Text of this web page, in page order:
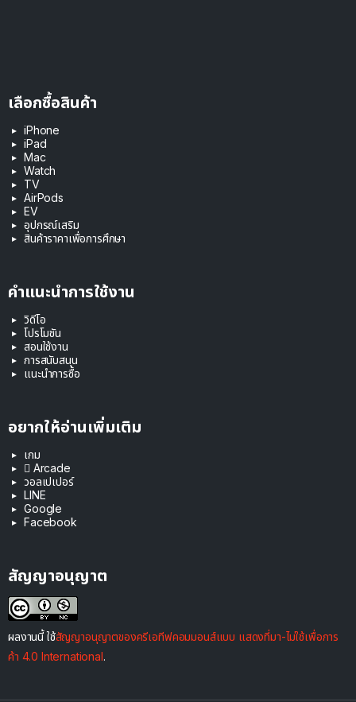
เลือกซื้อสินค้า
iPhone
iPad
Mac
Watch
TV
AirPods
EV
อุปกรณ์เสริม
สินค้าราคาเพื่อการศึกษา
คำแนะนำการใช้งาน
วิดีโอ
โปรโมชัน
สอนใช้งาน
การสนับสนุน
แนะนำการซื้อ
อยากให้อ่านเพิ่มเติม
เกม
 Arcade
วอลเปเปอร์
LINE
Google
Facebook
สัญญาอนุญาต
ผลงานนี้ ใช้สัญญาอนุญาตของครีเอทีฟคอมมอนส์แบบ แสดงที่มา-ไม่ใช้เพื่อการ
ค้า 4.0 International.